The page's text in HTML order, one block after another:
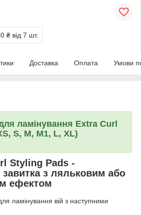
₴ від 7 шт.
Доставка Оплата Умови
ламінування Extra Curl
S, M, M1, L, XL)
Styling Pads -
завитка з ляльковим або
ефектом
ламінування вій з наступними